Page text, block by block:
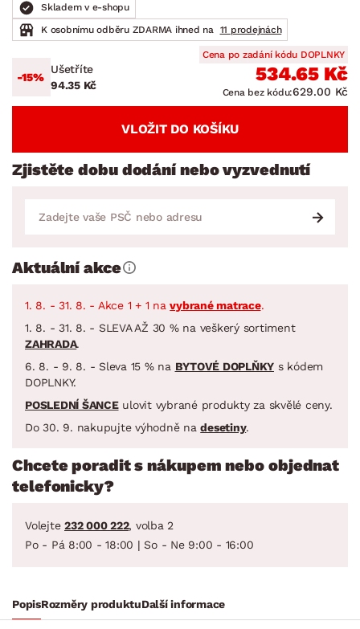
Skladem v e-shopu
K osobnímu odběru ZDARMA ihned na
11 prodejnách
-15%
Ušetříte
94.35 Kč
Cena po zadání kódu DOPLNKY
534.65 Kč
Cena bez kódu:629.00 Kč
VLOŽIT DO KOŠÍKU
Zjistěte dobu dodání nebo vyzvednutí
Aktuální akce
1. 8. - 31. 8. - Akce 1 + 1 navybrané matrace.
1. 8. - 31. 8. - SLEVA AŽ 30 % na veškerý sortiment
ZAHRADA.
6. 8. - 9. 8. - Sleva 15 % na BYTOVÉ DOPLŇKY s kódem
DOPLNKY.
POSLEDNÍ ŠANCEulovit vybrané produkty za skvělé ceny.
Do 30. 9. nakupujte výhodně nadesetiny.
Chcete poradit s nákupem nebo objednat
telefonicky?
Volejte 232 000 222, volba 2
Po - Pá 8:00 - 18:00 | So - Ne 9:00 - 16:00
PopisRozměry produktuDalší informace